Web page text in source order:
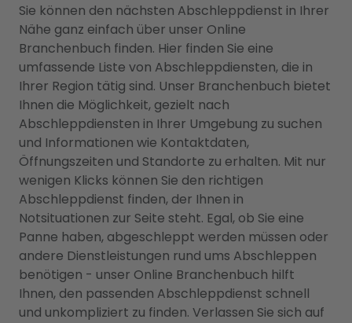
Sie können den nächsten Abschleppdienst in Ihrer
Nähe ganz einfach über unser Online
Branchenbuch finden. Hier finden Sie eine
umfassende Liste von Abschleppdiensten, die in
Ihrer Region tätig sind. Unser Branchenbuch bietet
Ihnen die Möglichkeit, gezielt nach
Abschleppdiensten in Ihrer Umgebung zu suchen
und Informationen wie Kontaktdaten,
Öffnungszeiten und Standorte zu erhalten. Mit nur
wenigen Klicks können Sie den richtigen
Abschleppdienst finden, der Ihnen in
Notsituationen zur Seite steht. Egal, ob Sie eine
Panne haben, abgeschleppt werden müssen oder
andere Dienstleistungen rund ums Abschleppen
benötigen - unser Online Branchenbuch hilft
Ihnen, den passenden Abschleppdienst schnell
und unkompliziert zu finden. Verlassen Sie sich auf